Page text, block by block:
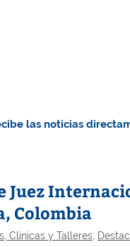
las noticias
Colombia
Clínicas y Talleres,